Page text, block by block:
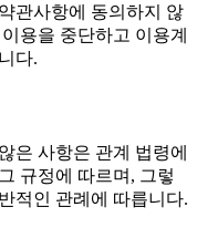
관사항에 동의하지 않
용을 중단하고 이용계
다.
은 사항은 관계 법령에
규정에 따르며, 그렇
적인 관례에 따릅니다.